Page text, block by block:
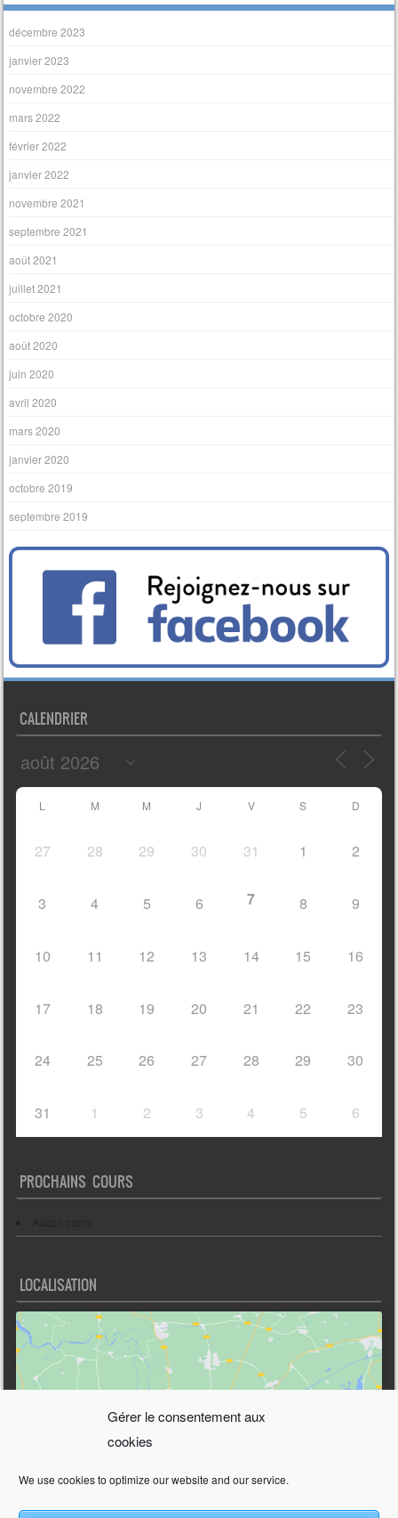
Gérer le consentement aux
cookies
We use cookies to optimize our website and our service.
décembre 2023
janvier 2023
novembre 2022
mars 2022
février 2022
janvier 2022
novembre 2021
septembre 2021
août 2021
juillet 2021
octobre 2020
août 2020
juin 2020
avril 2020
mars 2020
janvier 2020
octobre 2019
septembre 2019
CALENDRIER
L M M J V S D
27 28 29 30 31 1 2
3 4 5 6 7 8 9
10 11 12 13 14 15 16
17 18 19 20 21 22 23
24 25 26 27 28 29 30
31 1 2 3 4 5 6
PROCHAINS COURS
LOCALISATION
Cliquez pour accepter les cookies